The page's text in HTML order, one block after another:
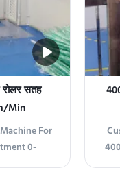
रोलर सतह
Min
For
0-
Curtain